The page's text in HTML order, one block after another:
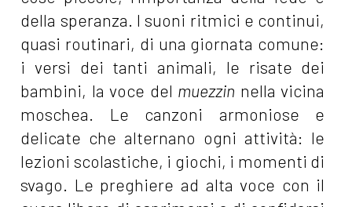
della speranza. I suoni ritmici e continui,
quasi routinari, di una giornata comune:
i versi dei tanti animali, le risate dei
bambini, la voce del muezzin nella vicina
moschea. Le canzoni armoniose e
delicate che alternano ogni attività: le
lezioni scolastiche, i giochi, i momenti di
svago. Le preghiere ad alta voce con il